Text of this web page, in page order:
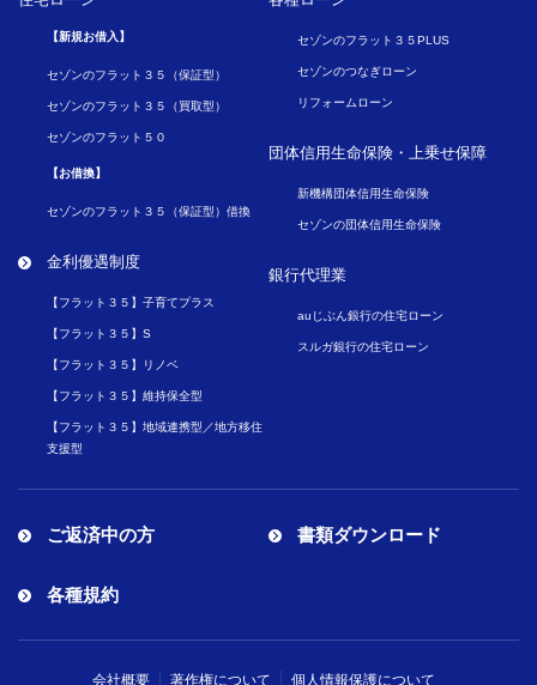
【新規お借入】
セゾンのフラット３５（保証型）
セゾンのフラット３５（買取型）
セゾンのフラット５０
【お借換】
セゾンのフラット３５（保証型）借換
金利優遇制度
【フラット３５】子育てプラス
【フラット３５】S
【フラット３５】リノベ
【フラット３５】維持保全型
【フラット３５】地域連携型／地方移住
支援型
セゾンのフラット３５PLUS
セゾンのつなぎローン
リフォームローン
団体信用生命保険・ 上乗せ保障
新機構団体信用生命保険
セゾンの団体信用生命保険
銀行代理業
auじぶん銀行の住宅ローン
スルガ銀行の住宅ローン
ご返済中の方 書類ダウンロード
各種規約
会社概要 著作権について 個人情報保護について